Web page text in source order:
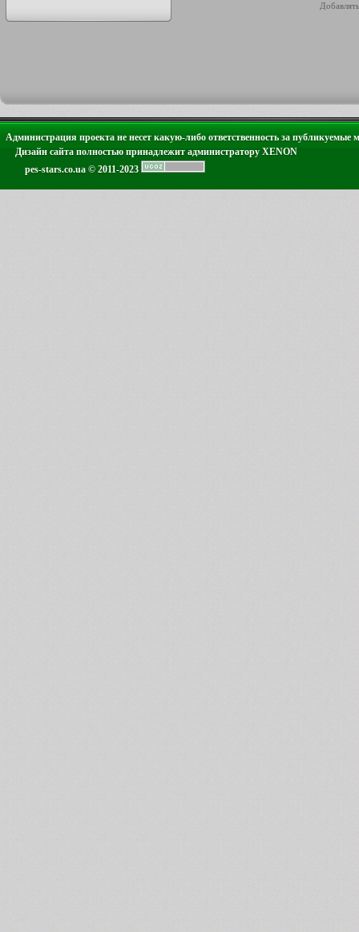
Администрация проекта не несет какую-либо ответственность за публикуемые
Дизайн сайта полностью принадлежит администратору XENON
pes-stars.co.ua © 2011-2023